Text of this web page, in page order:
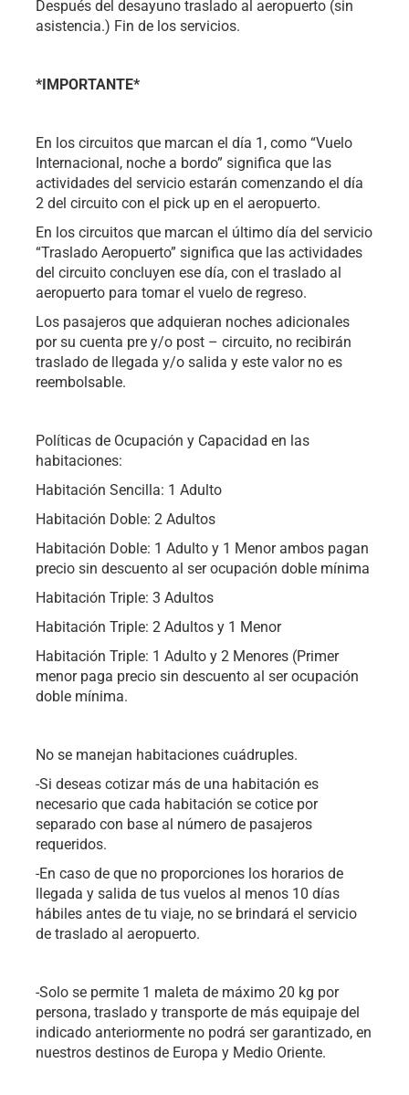
Después del desayuno traslado al aeropuerto (sin
asistencia.) Fin de los servicios.
*IMPORTANTE*
En los circuitos que marcan el día 1, como “Vuelo
Internacional, noche a bordo” significa que las
actividades del servicio estarán comenzando el día
2 del circuito con el pick up en el aeropuerto.
En los circuitos que marcan el último día del servicio
“Traslado Aeropuerto” significa que las actividades
del circuito concluyen ese día, con el traslado al
aeropuerto para tomar el vuelo de regreso.
Los pasajeros que adquieran noches adicionales
por su cuenta pre y/o post – circuito, no recibirán
traslado de llegada y/o salida y este valor no es
reembolsable.
Políticas de Ocupación y Capacidad en las
habitaciones:
Habitación Sencilla: 1 Adulto
Habitación Doble: 2 Adultos
Habitación Doble: 1 Adulto y 1 Menor ambos pagan
precio sin descuento al ser ocupación doble mínima
Habitación Triple: 3 Adultos
Habitación Triple: 2 Adultos y 1 Menor
Habitación Triple: 1 Adulto y 2 Menores (Primer
menor paga precio sin descuento al ser ocupación
doble mínima.
No se manejan habitaciones cuádruples.
-Si deseas cotizar más de una habitación es
necesario que cada habitación se cotice por
separado con base al número de pasajeros
requeridos.
-En caso de que no proporciones los horarios de
llegada y salida de tus vuelos al menos 10 días
hábiles antes de tu viaje, no se brindará el servicio
de traslado al aeropuerto.
-Solo se permite 1 maleta de máximo 20 kg por
persona, traslado y transporte de más equipaje del
indicado anteriormente no podrá ser garantizado, en
nuestros destinos de Europa y Medio Oriente.